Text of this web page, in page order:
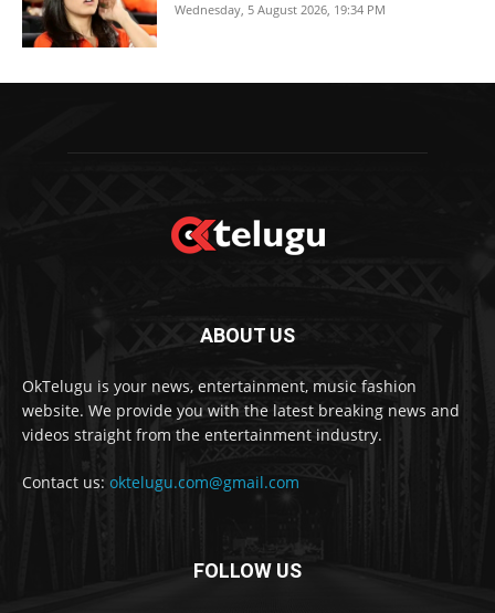
Wednesday, 5 August 2026, 19:34 PM
ABOUT US
OkTelugu is your news, entertainment, music fashion
website. We provide you with the latest breaking news and
videos straight from the entertainment industry.
Contact us: oktelugu.com@gmail.com
FOLLOW US